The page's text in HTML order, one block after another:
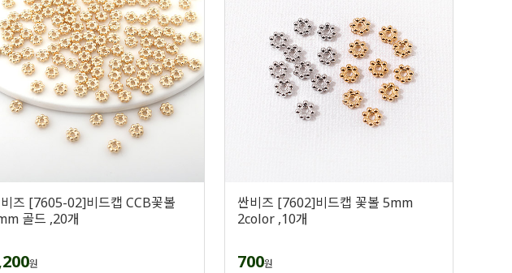
즈 [7605-02]비드캡 CCB꽃볼
골드 ,20개
원
싼비즈 [7602]비드캡 꽃볼 5mm
2color ,10개
700원